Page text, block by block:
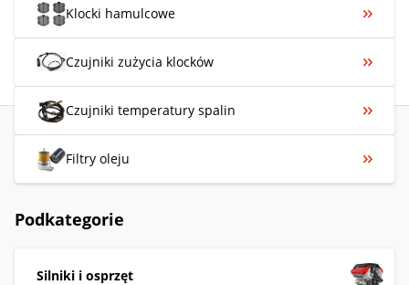
Klocki hamulcowe
Czujniki zużycia klocków
Czujniki temperatury spalin
Filtry oleju
Podkategorie
Silniki i osprzęt